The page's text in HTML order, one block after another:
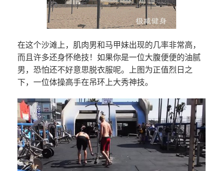
在这个沙滩上，肌肉男和马甲妹出现的几率非常高，
而且许多还身怀绝技！如果你是一位大腹便便的油腻
男，恐怕还不好意思脱衣服呢。上图为正值烈日之
下，一位体操高手在吊环上大秀神技。